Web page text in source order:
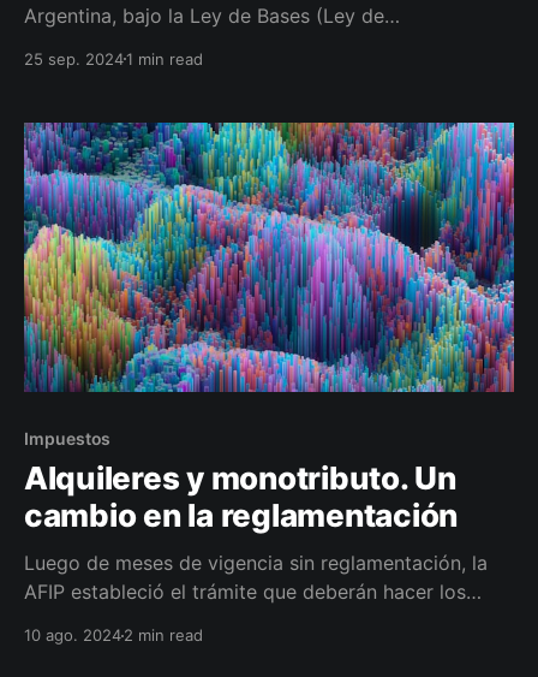
Argentina, bajo la Ley de Bases (Ley de
Declarados), implica varios pasos.
25 sep. 20241 min read
Impuestos
Alquileres y monotributo. Un
cambio en la reglamentación
Luego de meses de vigencia sin reglamentación, la
AFIP estableció el trámite que deberán hacer los
efecto retroactivo a partir de octubre de 2023 .
10 ago. 20242 min read